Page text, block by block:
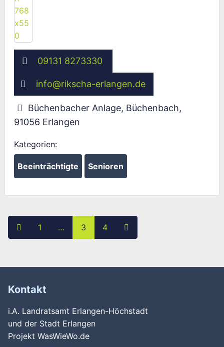
09131 8273330
info@rikscha-erlangen.de
Büchenbacher Anlage, Büchenbach,
91056 Erlangen
Kategorien:
Beeinträchtigte Senioren
Posts navigation
Neuere Beiträge
1 … 3 4 Ältere Beiträge
Kontakt
i.A. Landratsamt Erlangen-Höchstadt
und der Stadt Erlangen
Projekt WasWieWo.de